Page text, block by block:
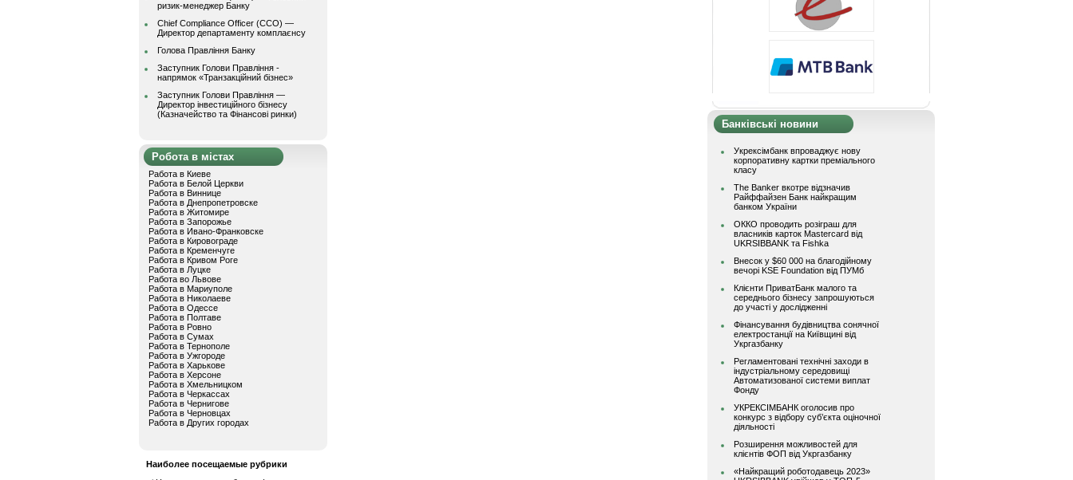
ризик-менеджер Банку
Chief Compliance Officer (CCO) —
Директор департаменту комплаєнсу
Голова Правління Банку
Заступник Голови Правління -
напрямок «Транзакційний бізнес»
Заступник Голови Правління —
Директор інвестиційного бізнесу
(Казначейство та Фінансові ринки)
Робота в містах
Работа в Киеве
Работа в Белой Церкви
Работа в Виннице
Работа в Днепропетровске
Работа в Житомире
Работа в Запорожье
Работа в Ивано-Франковске
Работа в Кировограде
Работа в Кременчуге
Работа в Кривом Роге
Работа в Луцке
Работа во Львове
Работа в Мариуполе
Работа в Николаеве
Работа в Одессе
Работа в Полтаве
Работа в Ровно
Работа в Сумах
Работа в Тернополе
Работа в Ужгороде
Работа в Харькове
Работа в Херсоне
Работа в Хмельницком
Работа в Черкассах
Работа в Чернигове
Работа в Черновцах
Работа в Других городах
Наиболее посещаемые рубрики
Банківські новини
Укрексімбанк впроваджує нову
корпоративну картки преміального
класу
The Banker вкотре відзначив
Райффайзен Банк найкращим
банком України
ОККО проводить розіграш для
власників карток Mastercard від
UKRSIBBANK та Fishka
Внесок у $60 000 на благодійному
вечорі KSE Foundation від ПУМб
Клієнти ПриватБанк малого та
середнього бізнесу запрошуються
до участі у дослідженні
Фінансування будівництва сонячної
електростанції на Київщині від
Укргазбанку
Регламентовані технічні заходи в
індустріальному середовищі
Автоматизованої системи виплат
Фонду
УКРЕКСІМБАНК оголосив про
конкурс з відбору суб’єкта оціночної
діяльності
Розширення можливостей для
клієнтів ФОП від Укргазбанку
«Найкращий роботодавець 2023»